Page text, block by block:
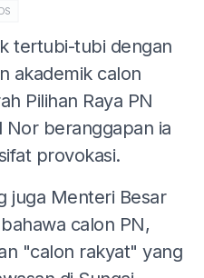
tertubi-tubi dengan
akademik calon
Pilihan Raya PN
Nor beranggapan ia
provokasi.
juga Menteri Besar
calon PN,
"calon rakyat" yang